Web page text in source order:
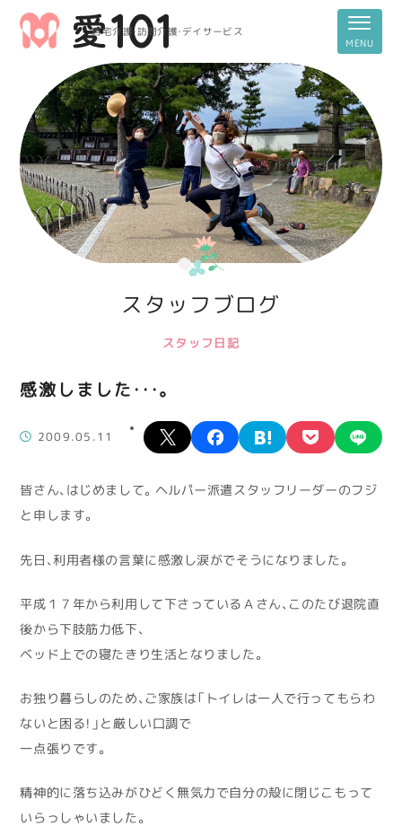
居宅介護・訪問介護・デイサービス
スタッフブログ
スタッフ日記
感激しました・・・。
2009.05.11
X facebookhatena pocket
皆さん、はじめまして。ヘルパー派遣スタッフリーダーのフジ
と申します。
先日、利用者様の言葉に感激し涙がでそうになりました。
平成１７年から利用して下さっているＡさん、このたび退院直
後から下肢筋力低下、
ベッド上での寝たきり生活となりました。
お独り暮らしのため、ご家族は「トイレは一人で行ってもらわ
ないと困る！」と厳しい口調で
一点張りです。
精神的に落ち込みがひどく無気力で自分の殻に閉じこもって
いらっしゃいました。